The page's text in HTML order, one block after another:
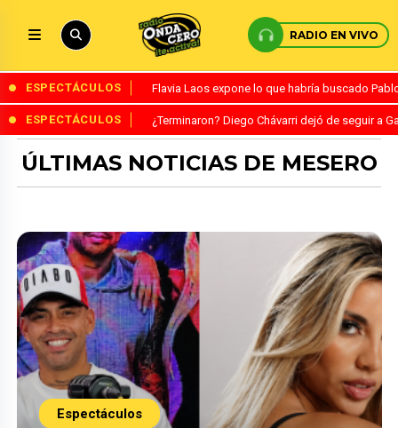
RADIO EN VIVO
ESPECTÁCULOS Flavia Laos expone lo que habría buscado
ESPECTÁCULOS ¿Terminaron? Diego Chávarri dejó de seguir a
ÚLTIMAS NOTICIAS DE MESERO
Espectáculos